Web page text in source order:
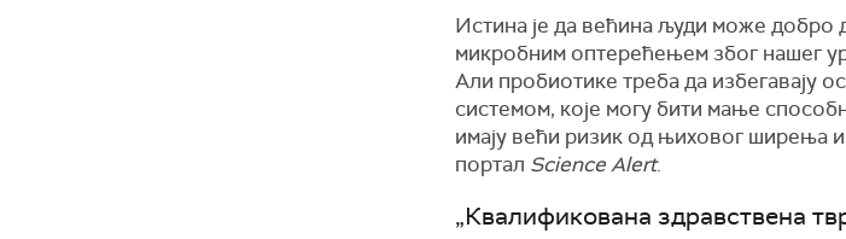
Истина је да већина људи може добро
микробним оптерећењем због нашег
Али пробиотике треба да избегавају
системом, које могу бити мање
имају већи ризик од њиховог ширења
портал Science Alert.
„Квалификована здравствена